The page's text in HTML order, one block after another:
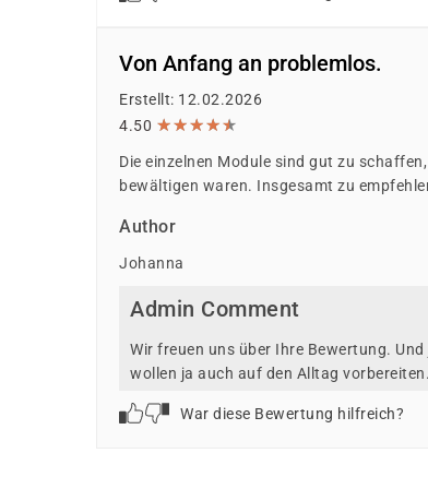
Von Anfang an problemlos.
Erstellt: 12.02.2026
4.50 ★★★★★
★★★★★
Die einzelnen Module sind gut zu
bewältigen waren. Insgesamt zu
Author
Johanna
Admin Comment
Wir freuen uns über Ihre Bewertung.
wollen ja auch auf den Alltag vorbereiten.
War diese Bewertung hilfreich?